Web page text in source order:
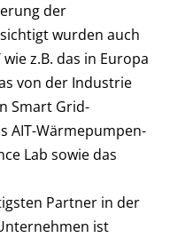
der
wurden auch
z.B. das in Europa
von der Industrie
Smart Grid-
AIT-Wärmepumpen-
Lab sowie das
Partner in der
ist